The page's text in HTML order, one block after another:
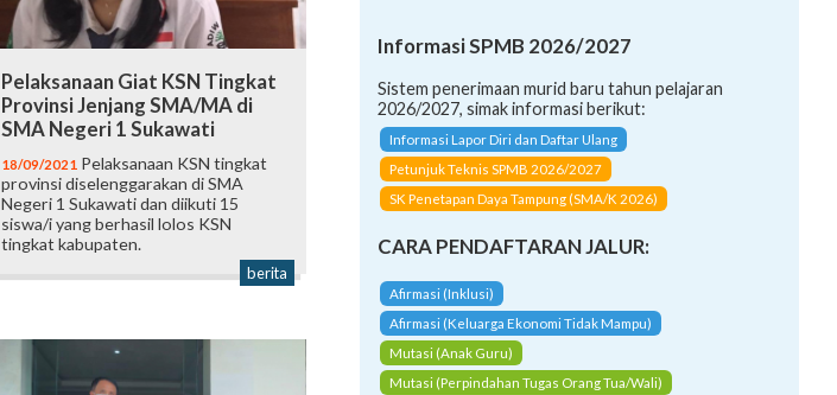
Pelaksanaan Giat KSN Tingkat
Provinsi Jenjang SMA/MA di
SMA Negeri 1 Sukawati
18/09/2021 Pelaksanaan KSN tingkat
provinsi diselenggarakan di SMA
Negeri 1 Sukawati dan diikuti 15
siswa/i yang berhasil lolos KSN
tingkat kabupaten.
berita
Informasi SPMB 2026/2027
Sistem penerimaan murid baru tahun pelajaran
2026/2027, simak informasi berikut:
Informasi Lapor Diri dan Daftar Ulang
Petunjuk Teknis SPMB 2026/2027
SK Penetapan Daya Tampung (SMA/K 2026)
CARA PENDAFTARAN JALUR:
Afirmasi (Inklusi)
Afirmasi (Keluarga Ekonomi Tidak Mampu)
Mutasi (Anak Guru)
Mutasi (Perpindahan Tugas Orang Tua/Wali)